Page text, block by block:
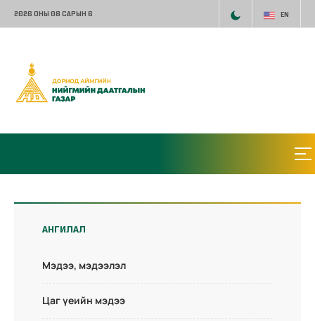
2026 ОНЫ 08 САРЫН 6 EN
АНГИЛАЛ
Мэдээ, мэдээлэл
Цаг үеийн мэдээ